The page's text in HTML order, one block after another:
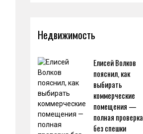
Недвижимость
Елисей Волков
пояснил, как
выбирать
коммерческие
помещения —
полная проверка
без спешки